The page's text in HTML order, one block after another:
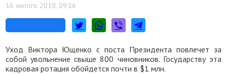
16 лютого 2010, 09:16
Уход Виктора Ющенко с поста Президента повлечет за
собой увольнение свыше 800 чиновников. Государству эта
кадровая ротация обойдется почти в $1 млн.